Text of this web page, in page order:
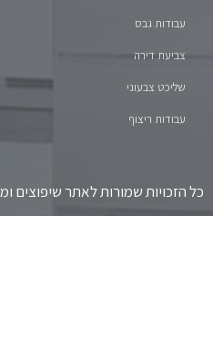
עבודות גבס
צביעת דירה
שליכט צבעוני
עבודות ריצוף